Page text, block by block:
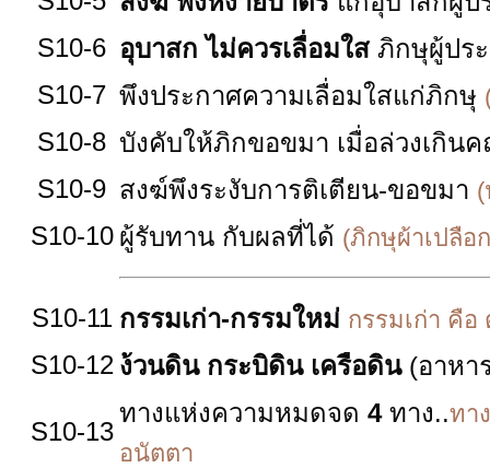
S10-6 อุบาสก ไม่ควรเลื่อมใส ภิกษุผู้ปร
S10-7 พึงประกาศความเลื่อมใสแก่ภิกษุ
S10-8 บังคับให้ภิกขอขมา เมื่อล่วงเกิน
S10-9 สงฆ์พึงระงับการติเตียน-ขอขมา
S10-10 ผู้รับทาน กับผลที่ได้ (ภิกษุผ้าเปลือ
S10-11 กรรมเก่า-กรรมใหม่ กรรมเก่า คือ
S10-12 ง้วนดิน กระบิดิน เครือดิน (อาหา
S10-13
ทางแห่งความหมดจด 4ทาง..ทา
อนัตตา